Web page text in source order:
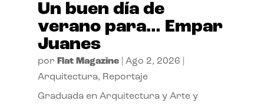
Un buen día de
verano para… Empar
Juanes
por Flat Magazine| Ago 2, 2026
Arquitectura, Reportaje
Graduada en Arquitectura y Arte y